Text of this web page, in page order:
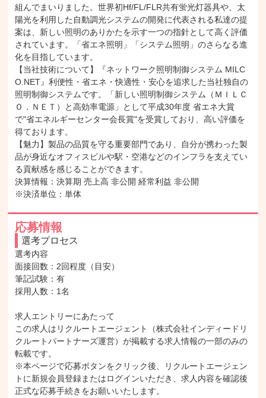
組んでまいりました。世界初Hf/FL/FLR共有蛍光灯器具や、太
陽光を利用した自動調光システムの開発に代表される私達の提
案は、新しい照明のありかたを示す一つの指針として高く評価
されています。「省エネ照明」「システム照明」のさらなる進
化を目指しています。
【当社技術について】『ネットワーク照明制御システム MILC
O.NET』利便性・省エネ・快適性・安心を追求した当社独自の
照明制御システムです。「新しい照明制御システム（ＭＩＬＣ
Ｏ．ＮＥＴ）と高効率電源」として平成30年度 省エネ大賞
で"省エネルギーセンター会長賞"を受賞しており、高い評価を
得ております。
【魅力】製品の品質を守る重要部門であり、自分が携わった製
品が身近なオフィスビルや駅・空港などのインフラを支えてい
る貢献感を感じることができます。
決算情報：決算期 売上高 非公開 経常利益 非公開
※決済単位：単体
応募情報
選考プロセス
選考内容
面接回数：2回程度（目安）
筆記試験：有
採用人数：1名
求人エントリーにあたって
この求人はリクルートエージェント（株式会社インディードリ
クルートパートナーズ運営）が掲載する求人情報の一部のみの
転載です。
※本ページで応募ボタンをクリック後、リクルートエージェン
トに新規会員登録またはログインいただき、求人内容を確認後
正式な応募手続きをお願いいたします。